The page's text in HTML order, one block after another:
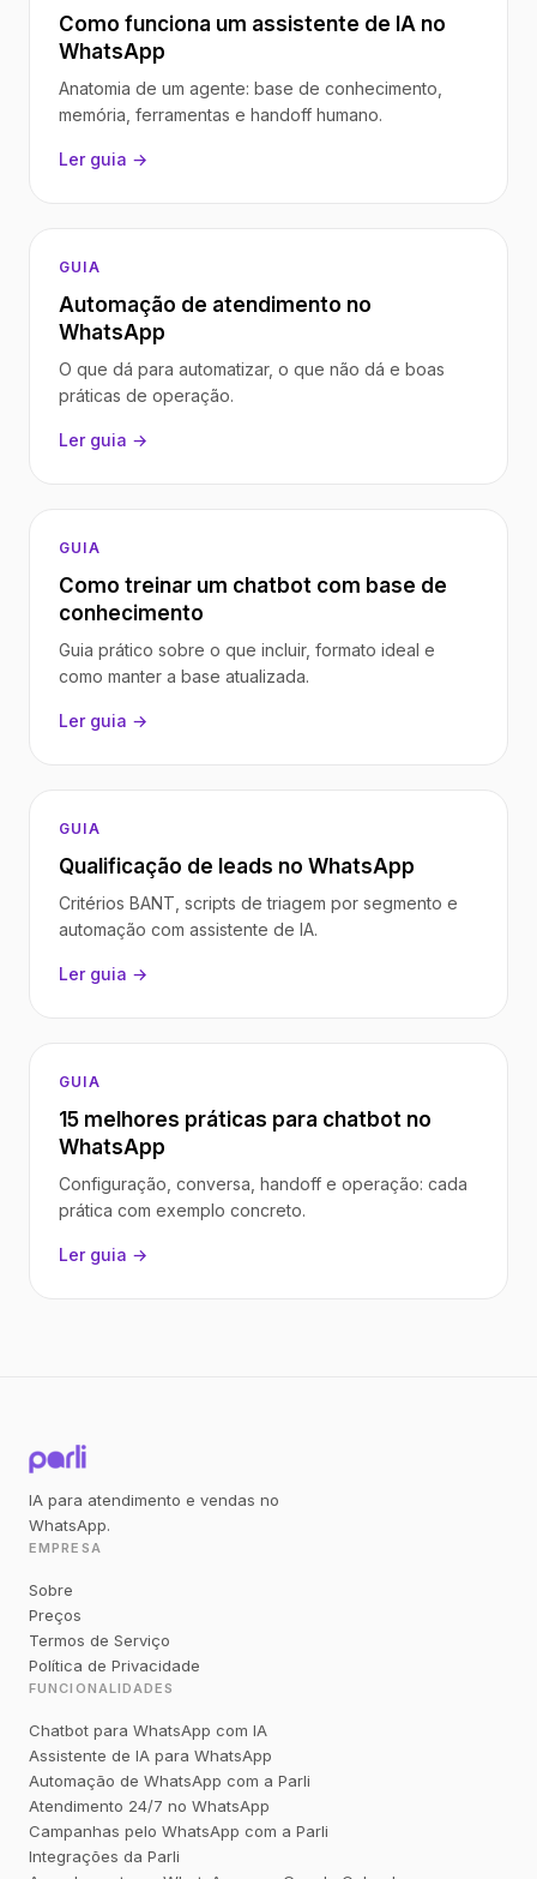
Como funciona um assistente de IA no
WhatsApp
Anatomia de um agente: base de conhecimento,
memória, ferramentas e handoff humano.
Ler guia →
GUIA
Automação de atendimento no
WhatsApp
O que dá para automatizar, o que não dá e boas
práticas de operação.
Ler guia →
GUIA
Como treinar um chatbot com base de
conhecimento
Guia prático sobre o que incluir, formato ideal e
como manter a base atualizada.
Ler guia →
GUIA
Qualificação de leads no WhatsApp
Critérios BANT, scripts de triagem por segmento e
automação com assistente de IA.
Ler guia →
GUIA
15 melhores práticas para chatbot no
WhatsApp
Configuração, conversa, handoff e operação: cada
prática com exemplo concreto.
Ler guia →
IA para atendimento e vendas no
WhatsApp.
EMPRESA
Sobre
Preços
Termos de Serviço
Política de Privacidade
FUNCIONALIDADES
Chatbot para WhatsApp com IA
Assistente de IA para WhatsApp
Automação de WhatsApp com a Parli
Atendimento 24/7 no WhatsApp
Campanhas pelo WhatsApp com a Parli
Integrações da Parli